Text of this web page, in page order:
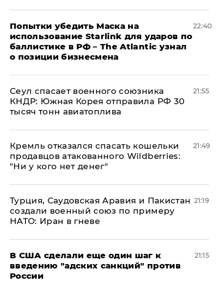
Попытки убедить Маска на
использование Starlink для ударов по
баллистике в РФ – The Atlantic узнал
о позиции бизнесмена
22:40
​Сеул спасает военного союзника
КНДР: Южная Корея отправила РФ 30
тысяч тонн авиатоплива
21:55
Кремль отказался спасать кошельки
продавцов атакованного Wildberries:
"Ни у кого нет денег"
21:49
Турция, Саудовская Аравия и Пакистан
создали военный союз по примеру
НАТО: Иран в гневе
21:19
В США сделали еще один шаг к
введению "адских санкций" против
России
21:15